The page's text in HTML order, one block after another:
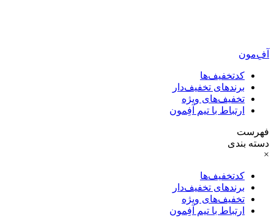
آفِ‌مون
کدتخفیف‌ها
برندهای تخفیف‌دار
تخفیف‌های ویژه
ارتباط با تیم آفِمون
فهرست
دسته بندی
×
کدتخفیف‌ها
برندهای تخفیف‌دار
تخفیف‌های ویژه
ارتباط با تیم آفِمون